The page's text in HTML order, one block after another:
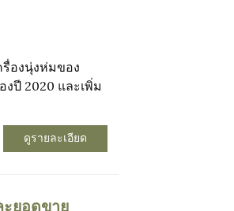
องนุ่งห่มของ
ปี 2020 และเพิ่ม
ดูรายละเอียด
ยอดขาย